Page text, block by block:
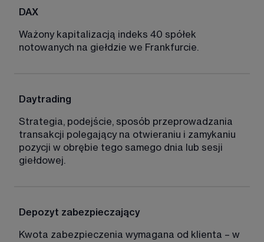
DAX
Ważony kapitalizacją indeks 40 spółek
notowanych na giełdzie we Frankfurcie.
Daytrading
Strategia, podejście, sposób przeprowadzania
transakcji polegający na otwieraniu i zamykaniu
pozycji w obrębie tego samego dnia lub sesji
giełdowej.
Depozyt zabezpieczający
Kwota zabezpieczenia wymagana od klienta – w